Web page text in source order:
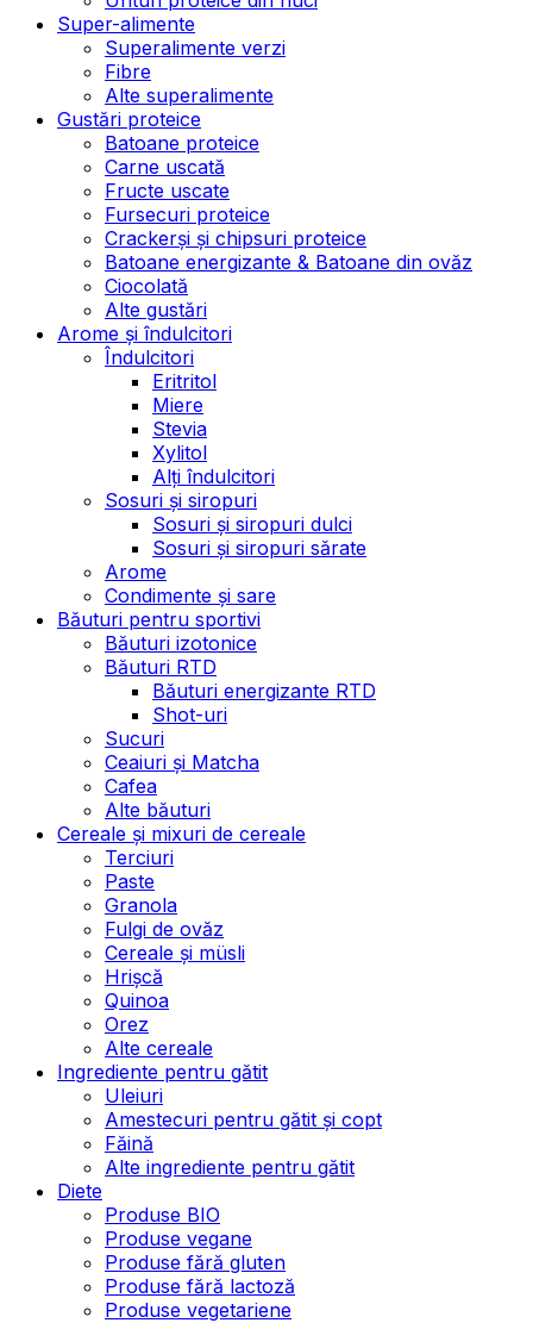
Super-alimente
Superalimente verzi
Fibre
Alte superalimente
Gustări proteice
Batoane proteice
Carne uscată
Fructe uscate
Fursecuri proteice
Crackerși și chipsuri proteice
Batoane energizante & Batoane din ovăz
Ciocolată
Alte gustări
Arome și îndulcitori
Îndulcitori
Eritritol
Miere
Stevia
Xylitol
Alți îndulcitori
Sosuri și siropuri
Sosuri și siropuri dulci
Sosuri și siropuri sărate
Arome
Condimente și sare
Băuturi pentru sportivi
Băuturi izotonice
Băuturi RTD
Băuturi energizante RTD
Shot-uri
Sucuri
Ceaiuri și Matcha
Cafea
Alte băuturi
Cereale și mixuri de cereale
Terciuri
Paste
Granola
Fulgi de ovăz
Cereale și müsli
Hrișcă
Quinoa
Orez
Alte cereale
Ingrediente pentru gătit
Uleiuri
Amestecuri pentru gătit și copt
Făină
Alte ingrediente pentru gătit
Diete
Produse BIO
Produse vegane
Produse fără gluten
Produse fără lactoză
Produse vegetariene